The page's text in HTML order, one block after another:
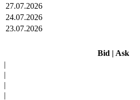
27.07.2026
24.07.2026
23.07.2026
Bid | Ask
|
|
|
|